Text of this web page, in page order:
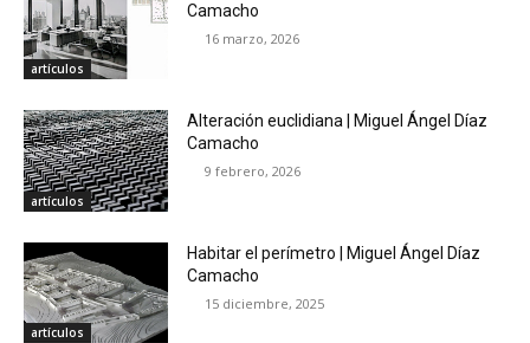
artículos
Camacho
16 marzo, 2026
artículos
Alteración euclidiana | Miguel Ángel Díaz
Camacho
9 febrero, 2026
artículos
Habitar el perímetro | Miguel Ángel Díaz
Camacho
15 diciembre, 2025